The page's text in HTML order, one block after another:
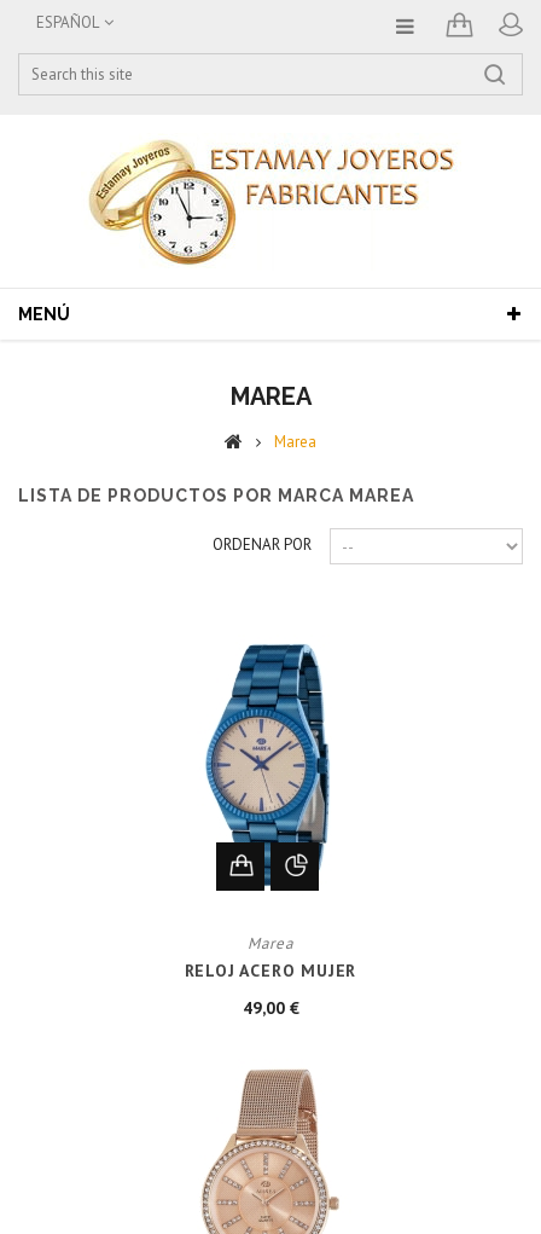
ESPAÑOL
MENÚ
MAREA
Marea
LISTA DE PRODUCTOS POR MARCA MAREA
ORDENAR POR
Marea
RELOJ ACERO MUJER
49,00 €